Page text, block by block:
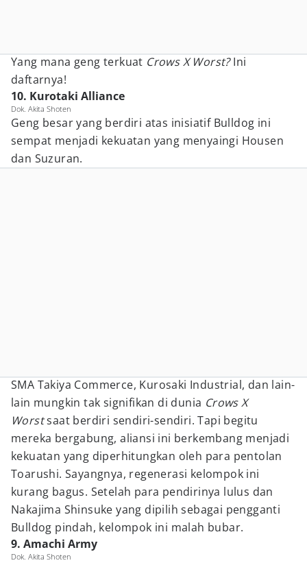
Yang mana geng terkuat Crows X Worst?Ini
daftarnya!
10. Kurotaki Alliance
Dok. Akita Shoten
Geng besar yang berdiri atas inisiatif Bulldog ini
sempat menjadi kekuatan yang menyaingi Housen
dan Suzuran.
SMA Takiya Commerce, Kurosaki Industrial, dan lain-
lain mungkin tak signifikan di dunia Crows X
Worstsaat berdiri sendiri-sendiri. Tapi begitu
mereka bergabung, aliansi ini berkembang menjadi
kekuatan yang diperhitungkan oleh para pentolan
Toarushi. Sayangnya, regenerasi kelompok ini
kurang bagus. Setelah para pendirinya lulus dan
Nakajima Shinsuke yang dipilih sebagai pengganti
Bulldog pindah, kelompok ini malah bubar.
9. Amachi Army
Dok. Akita Shoten